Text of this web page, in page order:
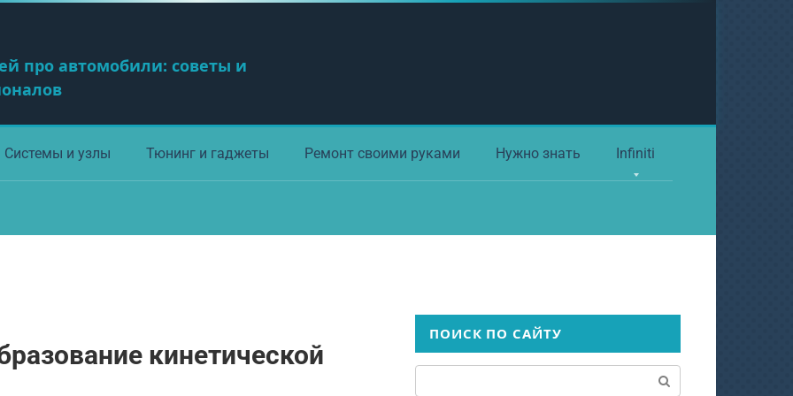
про автомобили: советы и
Системы и узлы Тюнинг и гаджеты Ремонт своими руками Нужно знать Infiniti
кинетической
ПОИСК ПО САЙТУ